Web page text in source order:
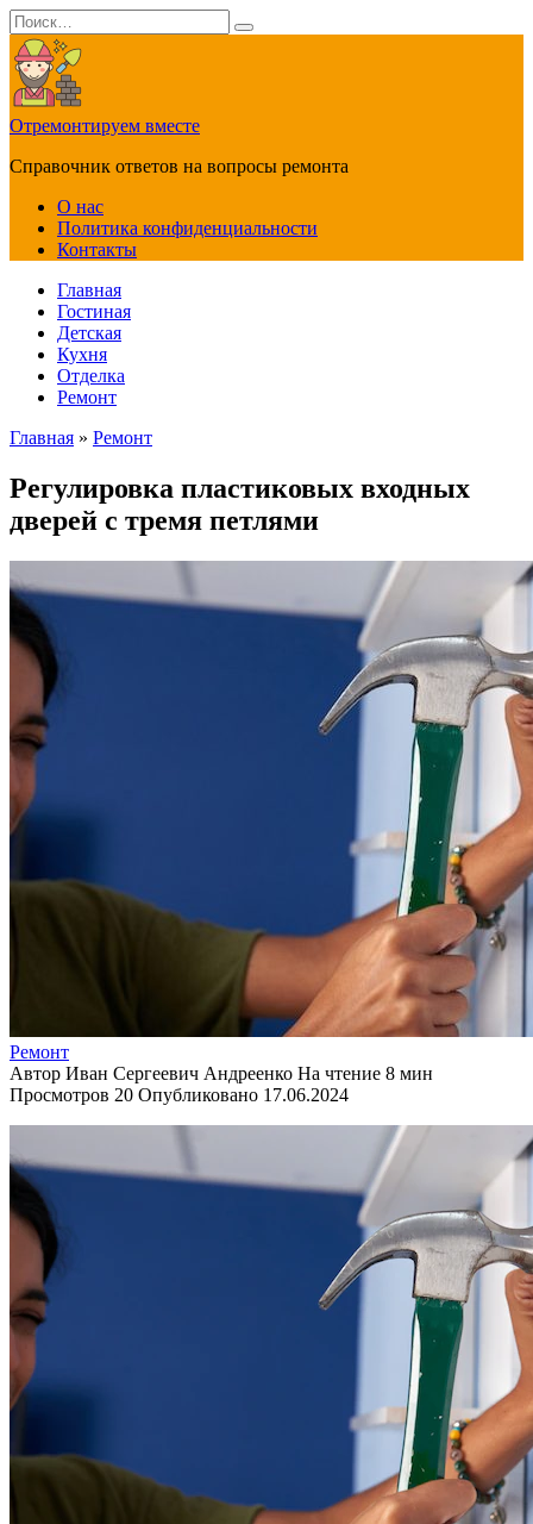
Перейти
к
содержанию
Search
for:
Отремонтируем вместе
Справочник ответов на вопросы ремонта
О нас
Политика конфиденциальности
Контакты
Главная
Гостиная
Детская
Кухня
Отделка
Ремонт
Главная » Ремонт
Регулировка пластиковых входных
дверей с тремя петлями
Ремонт
Автор Иван Сергеевич Андреенко На чтение 8 мин
Просмотров 20 Опубликовано 17.06.2024